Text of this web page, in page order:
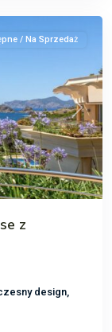
/ Na Sprzedaż
z
design,